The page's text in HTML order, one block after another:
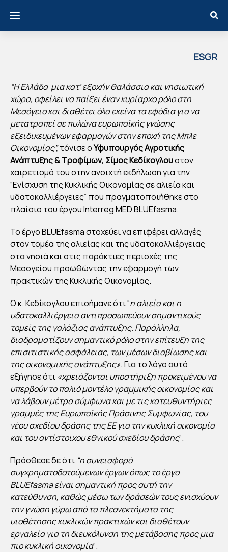
ESGR
Σ.
ΔΙΚ
ΛΟΥ
ΔΑ
ΟΡ
ΕΙ
ΩΝ
ΕΞ
ΕΙΔΙ
ΚΕΥ
ΜΕ
ΝΩ
Ν
ΕΦ
ΣΤ
ΕΠ
ΟΧ
“Η Ελλάδα μια κατ’ εξοχήν θαλάσσια και νησιωτική
χώρα, οφείλει να παίξει έναν κυρίαρχο ρόλο στη
Μεσόγειο και διαθέτει όλα εκείνα τα εφόδια για να
μετατραπεί σε πυλώνα ευρωπαϊκής γνώσης
εξειδικευμένων εφαρμογών στην εποχή της Μπλε
Οικονομίας”,τόνισε οΥφυπουργός Αγροτικής
Ανάπτυξης & Τροφίμων, Σίμος Κεδίκογλουστον
χαιρετισμό του στην ανοιχτή εκδήλωση για την
“Ενίσχυση της Κυκλικής Οικονομίας σε αλιεία και
υδατοκαλλιέργειες” που πραγματοποιήθηκε στο
πλαίσιο του έργου Interreg MED BLUEfasma.
Το έργο BLUEfasma στοχεύει να επιφέρει αλλαγές
στον τομέα της αλιείας και της υδατοκαλλιέργειας
στα νησιά και στις παράκτιες περιοχές της
Μεσογείου προωθώντας την εφαρμογή των
πρακτικών της Κυκλικής Οικονομίας.
Ο κ. Κεδίκογλου επισήμανε ότι “η αλιεία και η
υδατοκαλλιέργεια αντιπροσωπεύουν σημαντικούς
τομείς της γαλάζιας ανάπτυξης. Παράλληλα,
διαδραματίζουν σημαντικό ρόλο στην επίτευξη της
επισιτιστικής ασφάλειας, των μέσων διαβίωσης και
της οικονομικής ανάπτυξης».Για το λόγο αυτό
εξήγησε ότι «χρειάζονται υποστήριξη προκειμένου να
υπερβούν το παλιό μοντέλο γραμμικής οικονομίας και
να λάβουν μέτρα σύμφωνα και με τις κατευθυντήριες
γραμμές της Ευρωπαϊκής Πράσινης Συμφωνίας, του
νέου σχεδίου δράσης της ΕΕ για την κυκλική οικονομία
και του αντίστοιχου εθνικού σχεδίου δράσης“.
Πρόσθεσε δε ότι “η συνεισφορά
συγχρηματοδοτούμενων έργων όπως το έργο
BLUEfasma είναι σημαντική προς αυτή την
κατεύθυνση, καθώς μέσω των δράσεών τους ενισχύουν
την γνώση γύρω από τα πλεονεκτήματα της
υιοθέτησης κυκλικών πρακτικών και διαθέτουν
εργαλεία για τη διευκόλυνση της μετάβασης προς μια
πιο κυκλική οικονομία“.